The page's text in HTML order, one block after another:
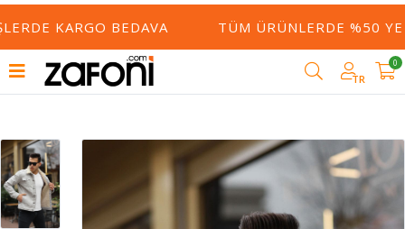
KARGO BEDAVA TÜM ÜRÜNLERDE %50 YE
TR
0